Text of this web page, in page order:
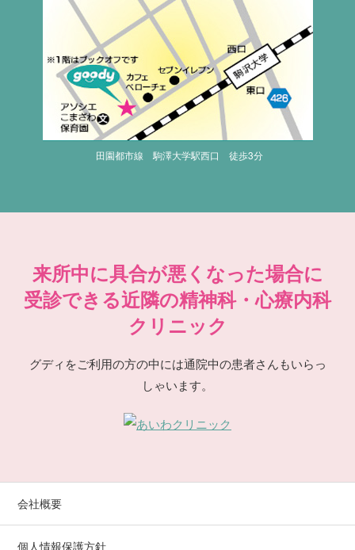
田園都市線 駒澤大学駅西口 徒歩3分
来所中に具合が悪くなった場合に
受診できる近隣の精神科・心療内科
クリニック
グディをご利用の方の中には通院中の患者さんもいらっ
しゃいます。
会社概要
個人情報保護方針